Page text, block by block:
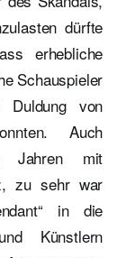
dürfte
erhebliche
Schauspieler
Duldung von
Auch
mit
zu sehr war
in die
Künstlern